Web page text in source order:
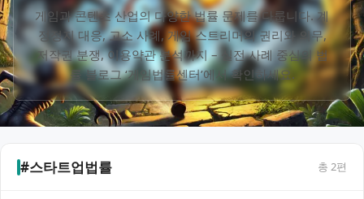
게임과 콘텐츠 산업의 다양한 법률 문제를 다룹니다. 계
정정지 대응, 고소 사례, 게임 스트리머의 권리와 의무,
저작권 분쟁, 이용약관 분석까지 – 실전 사례 중심의 법
#스타트업법률 총 2편